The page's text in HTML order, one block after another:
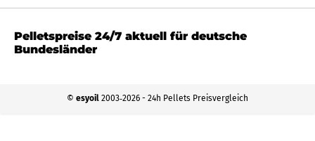
Pelletspreise 24/7 aktuell für deutsche
Bundesländer
© esyoil 2003‐2026 - 24h Pellets Preisvergleich